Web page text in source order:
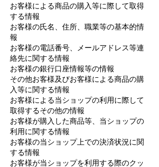
お客様による商品の購入等に際して取得
する情報
お客様の氏名、住所、職業等の基本的情
報
お客様の電話番号、メールアドレス等連
絡先に関する情報
お客様の銀行口座情報等の情報
その他お客様及びお客様による商品の購
入等に関する情報
お客様による当ショップの利用に際して
取得するその他の情報
お客様が購入した商品等、当ショップの
利用に関する情報
お客様の当ショップ上での決済状況に関
する情報
お客様が当ショップを利用する際のクッ